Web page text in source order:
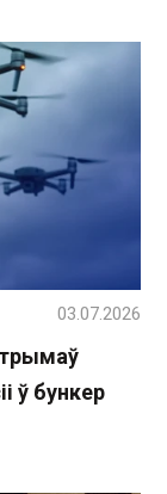
ў бункер
03.07.2026